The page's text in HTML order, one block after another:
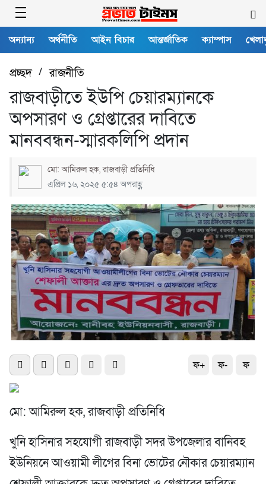
অন্যান্য অর্থনীতি আইন বিচার আন্তর্জাতিক ক্যাম্পাস
প্রচ্ছদ/রাজনীতি
রাজবাড়ীতে ইউপি চেয়ারম্যানকে
অপসারণ ও গ্রেপ্তারের দাবিতে
মানববন্ধন-স্মারকলিপি প্রদান
মো: আমিরুল হক, রাজবাড়ী প্রতিনিধি
এপ্রিল ১৬, ২০২৫ ৫:৫৪ অপরাহ্ণ
ফ+ ফ- ফ
মো: আমিরুল হক, রাজবাড়ী প্রতিনিধি
খুনি হাসিনার সহযোগী রাজবাড়ী সদর উপজেলার বানিবহ
ইউনিয়নে আওয়ামী লীগের বিনা ভোটের নৌকার চেয়ারম্যান